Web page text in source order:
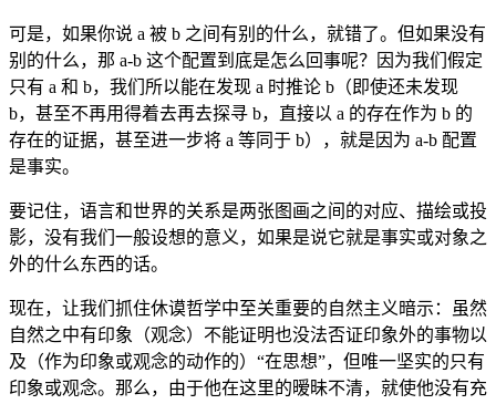
可是，如果你说 a 被 b 之间有别的什么，就错了。但如果没有
别的什么，那 a-b 这个配置到底是怎么回事呢？因为我们假定
只有 a 和 b，我们所以能在发现 a 时推论 b（即使还未发现
b，甚至不再用得着去再去探寻 b，直接以 a 的存在作为 b 的
存在的证据，甚至进一步将 a 等同于 b），就是因为 a-b 配置
是事实。
要记住，语言和世界的关系是两张图画之间的对应、描绘或投
影，没有我们一般设想的意义，如果是说它就是事实或对象之
外的什么东西的话。
现在，让我们抓住休谟哲学中至关重要的自然主义暗示：虽然
自然之中有印象（观念）不能证明也没法否证印象外的事物以
及（作为印象或观念的动作的）“在思想”，但唯一坚实的只有
印象或观念。那么，由于他在这里的暧昧不清，就使他没有充